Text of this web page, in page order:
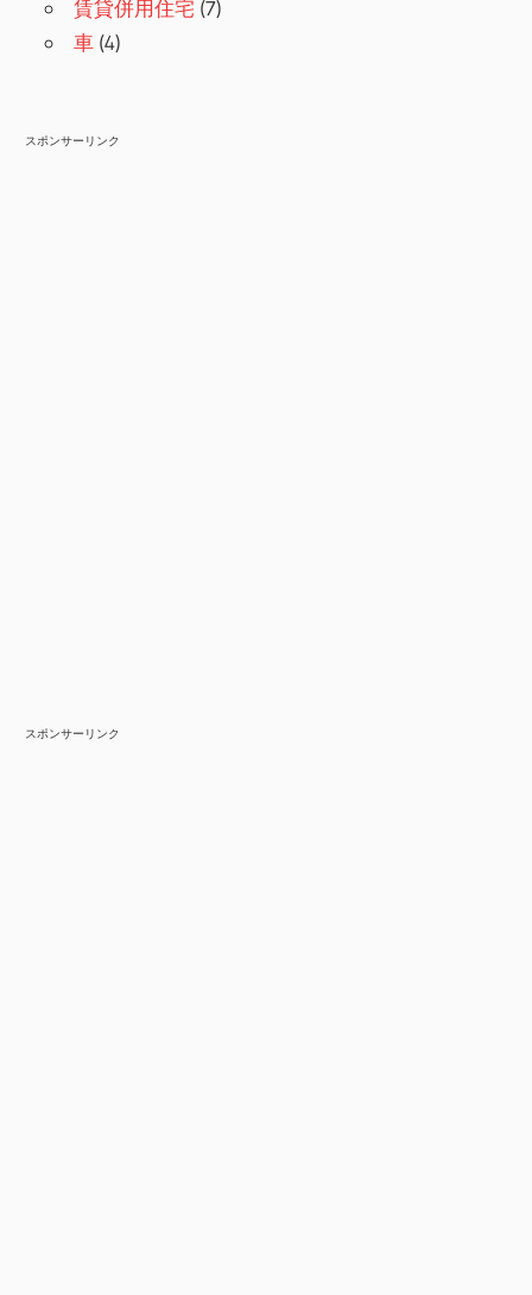
賃貸併用住宅 (7)
車 (4)
スポンサーリンク
スポンサーリンク